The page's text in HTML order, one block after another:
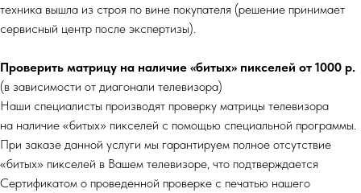
техника вышла из строя по вине покупателя (решение принимает
сервисный центр после экспертизы).
Проверить матрицу на наличие «битых» пикселей от 1000 р.
(в зависимости от диагонали телевизора)
Наши специалисты производят проверку матрицы телевизора
на наличие «битых» пикселей с помощью специальной программы.
При заказе данной услуги мы гарантируем полное отсутствие
«битых» пикселей в Вашем телевизоре, что подтверждается
Сертификатом о проведенной проверке с печатью нашего